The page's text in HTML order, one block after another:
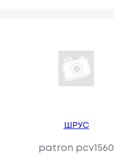
ШРУС
patron pcv1560